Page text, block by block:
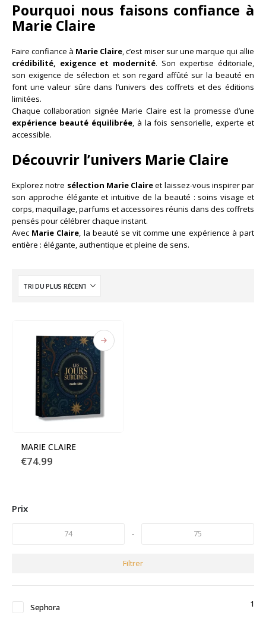
Pourquoi nous faisons confiance à
Marie Claire
Faire confiance à Marie Claire, c’est miser sur une marque qui allie
crédibilité, exigence et modernité. Son expertise éditoriale,
son exigence de sélection et son regard affûté sur la beauté en
font une valeur sûre dans l’univers des coffrets et des éditions
limitées.
Chaque collaboration signée Marie Claire est la promesse d’une
expérience beauté équilibrée, à la fois sensorielle, experte et
accessible.
Découvrir l’univers Marie Claire
Explorez notre sélection Marie Claireet laissez-vous inspirer par
son approche élégante et intuitive de la beauté : soins visage et
corps, maquillage, parfums et accessoires réunis dans des coffrets
pensés pour célébrer chaque instant.
Avec Marie Claire, la beauté se vit comme une expérience à part
entière : élégante, authentique et pleine de sens.
MARIE CLAIRE
€74.99
Prix
-
Filtrer
Sephora 1